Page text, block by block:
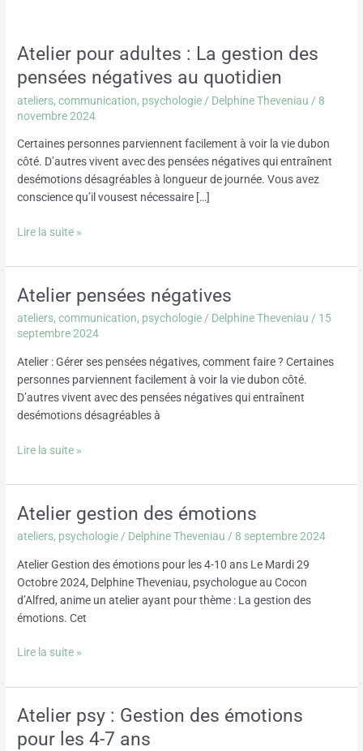
Atelier pour adultes : La gestion des
pensées négatives au quotidien
ateliers,communication, psychologie / Delphine Theveniau / 8
novembre 2024
Certaines personnes parviennent facilement à voir la vie dubon
côté. D’autres vivent avec des pensées négatives qui entraînent
desémotions désagréables à longueur de journée. Vous avez
conscience qu’il vousest nécessaire […]
Atelier
adultes
:
La
gestion
des
pensées
négatives
quotidien
Lire la suite »
Atelier pensées négatives
ateliers,communication, psychologie/ Delphine Theveniau/ 15
septembre 2024
Atelier : Gérer ses pensées négatives, comment faire ? Certaines
personnes parviennent facilement à voir la vie dubon côté.
D’autres vivent avec des pensées négatives qui entraînent
desémotions désagréables à
Atelier
négatives
Lire la suite »
Atelier gestion des émotions
ateliers, psychologie / Delphine Theveniau / 8 septembre 2024
Atelier Gestion des émotions pour les 4-10 ans Le Mardi 29
Octobre 2024, Delphine Theveniau, psychologue au Cocon
d’Alfred, anime un atelier ayant pour thème : La gestion des
émotions. Cet
Atelier
émotions
Lire la suite »
Atelier psy : Gestion des émotions
pour les 4-7 ans
Atelier
: